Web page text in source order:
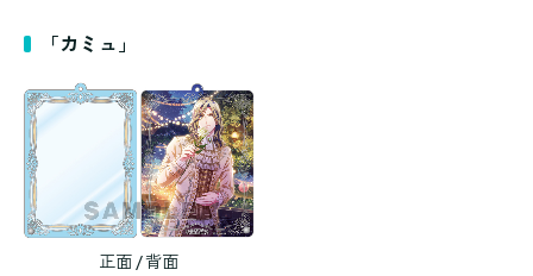
「カミュ」
正面 / 背面